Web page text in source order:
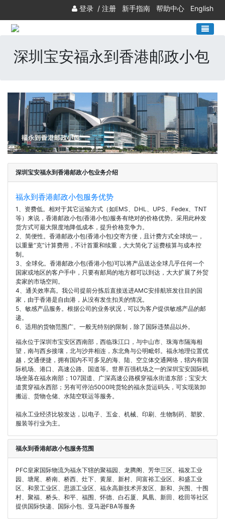
登录 / 注册 新手指南 帮助中心 English
深圳宝安福永到香港邮政小包
深圳宝安福永到香港邮政小包业务介绍
福永到香港邮政小包服务优势
1、资费低。相对于其它运输方式（如EMS、DHL、UPS、Fedex、TNT
等）来说，香港邮政小包(香港小包)服务有绝对的价格优势。采用此种发
货方式可最大限度地降低成本，提升价格竞争力。
2、简便性。香港邮政小包(香港小包)交寄方便，且计费方式全球统一，
以重量“克”计算费用，不计首重和续重，大大简化了运费核算与成本控
制。
3、全球化。香港邮政小包(香港小包)可以将产品送达全球几乎任何一个
国家或地区的客户手中，只要有邮局的地方都可以到达，大大扩展了外贸
卖家的市场空间。
4、通关效率高。我公司提前分拣后直接送进AMC安排航班发往目的国
家，由于香港是自由港，从没有发生扣关的情况。
5、敏感产品服务。根据公司的业务状况，可以为客户提供敏感产品的邮
递。
6、适用的货物范围广。一般无特别的限制，除了国际违禁品以外。
福永位于深圳市宝安区西南部，西临珠江口，与中山市、珠海市隔海相
望，南与西乡接壤，北与沙井相连，东北角与公明毗邻。福永地理位置优
越，交通便捷，拥有国内不可多见的海、陆、空立体交通网络，辖内有国
际机场、港口、高速公路、国道等。世界百强机场之一的深圳宝安国际机
场坐落在福永南部；107国道、广深高速公路横穿福永街道东部；宝安大
道贯穿福永西部；另有可停泊5000吨货轮的福永货运码头，可实现装卸
搬运、货物仓储、水陆空联运等服务。
福永工业经济比较发达，以电子、五金、机械、印刷、生物制药、塑胶、
服装等行业为主。
福永到香港邮政小包服务范围
PFC皇家国际物流为福永下辖的聚福园、龙腾阁、芳华三区、福发工业
园、塘尾、桥南、桥西、灶下、黄屋、新村、同富裕工业区、和盛工业
区、和景工业区、思源工业区、福永高新技术开发区、新和、兴围、十围
村、聚福、桥头、和平、福围、怀德、白石厦、凤凰、新田、稔田等社区
提供国际快递、国际小包、亚马逊FBA等服务